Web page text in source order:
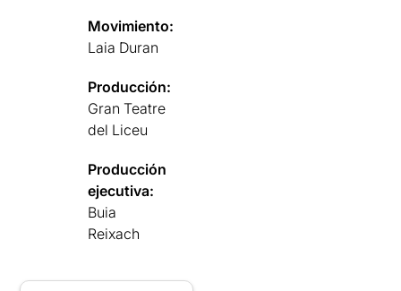
Movimiento:
Laia Duran
Producción:
Gran Teatre
del Liceu
Producción
ejecutiva:
Buia
Reixach